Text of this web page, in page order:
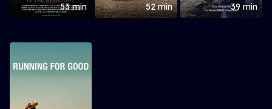
53 min 52 min 39 min